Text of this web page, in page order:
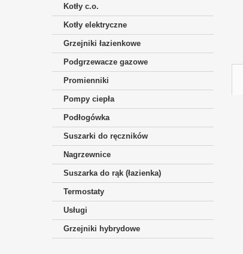
Kotły c.o.
Kotły elektryczne
Grzejniki łazienkowe
Podgrzewacze gazowe
Promienniki
Pompy ciepła
Podłogówka
Suszarki do ręczników
Nagrzewnice
Suszarka do rąk (łazienka)
Termostaty
Usługi
Grzejniki hybrydowe